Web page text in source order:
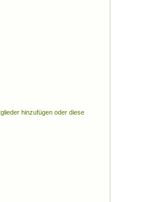
hinzufügen oder diese